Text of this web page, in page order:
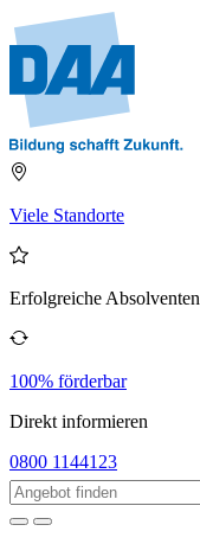
Viele Standorte
Erfolgreiche Absolventen
100% förderbar
Direkt informieren
0800 1144123